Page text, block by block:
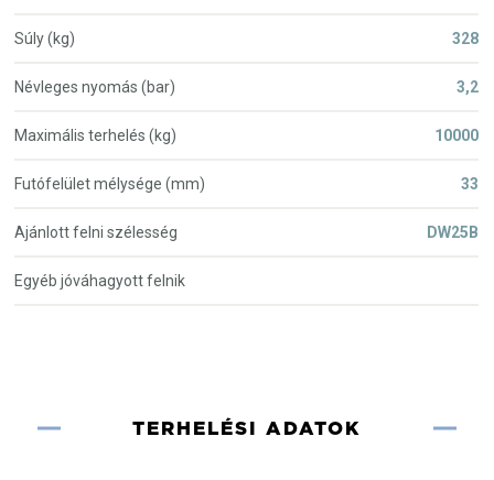
Súly (kg) 328
Névleges nyomás (bar) 3,2
Maximális terhelés (kg) 10000
Futófelület mélysége (mm) 33
Ajánlott felni szélesség DW25B
Egyéb jóváhagyott felnik
TERHELÉSI ADATOK